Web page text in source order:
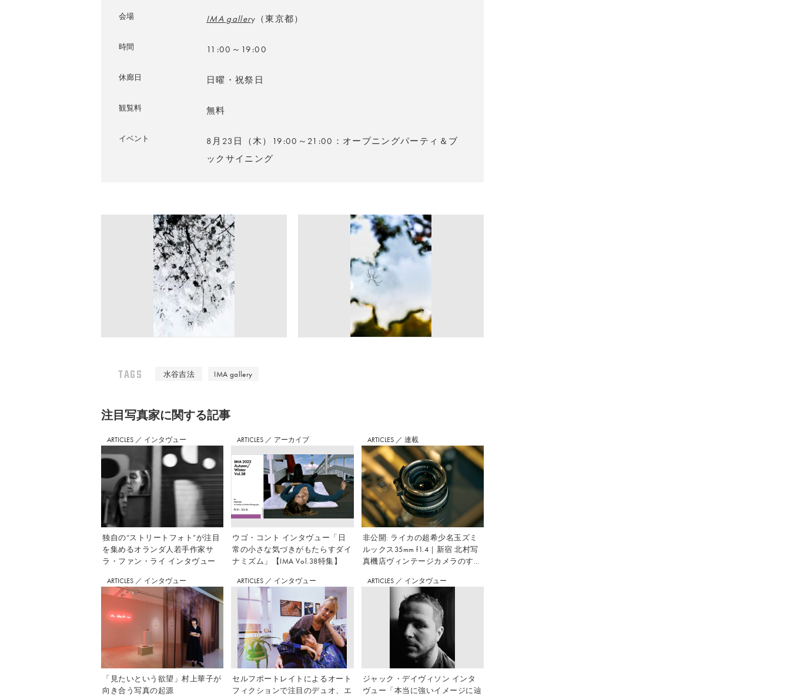
会場 IMA gallery（東京都）
時間 11:00～19:00
休廊日 日曜・祝祭日
観覧料 無料
イベント
8月23日（木）19:00～21:00：オープニングパーティ＆ブ
ックサイニング
TAGS 水谷吉法 IMA gallery
注⽬写真家に関する記事
ARTICLES ／ インタヴュー
独自の“ストリートフォト”が注目
を集めるオランダ人若手作家サ
ラ・ファン・ライ インタヴュー
ARTICLES ／ アーカイブ
ウゴ・コント インタヴュー「日
常の小さな気づきがもたらすダイ
ナミズム」【IMA Vol.38特集】
ARTICLES ／ 連載
非公開: ライカの超希少名玉ズミ
ルックス35mm f1.4｜新宿 北村写
真機店ヴィンテージカメラのすす
ARTICLES ／ インタヴュー
「見たいという欲望」村上華子が
向き合う写真の起源
ARTICLES ／ インタヴュー
セルフポートレイトによるオート
フィクションで注目のデュオ、エ
ARTICLES ／ インタヴュー
ジャック・デイヴィソン インタ
ヴュー「本当に強いイメージに辿